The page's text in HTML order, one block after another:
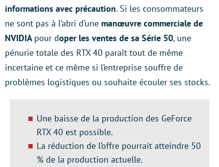
informations avec précaution. Si les consommateurs
ne sont pas à l’abri d’une manœuvre commerciale de
NVIDIA pour doper les ventes de sa Série 50, une
pénurie totale des RTX 40 paraît tout de même
incertaine et ce même si l’entreprise souffre de
problèmes logistiques ou souhaite écouler ses stocks.
Une baisse de la production des GeForce
RTX 40 est possible.
La réduction de l’offre pourrait atteindre 50
% de la production actuelle.